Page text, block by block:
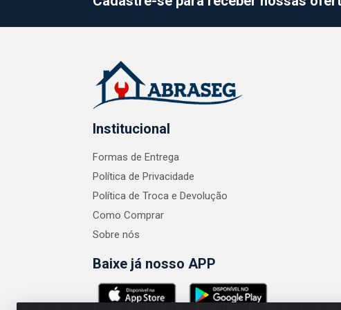
Institucional
Formas de Entrega
Política de Privacidade
Política de Troca e Devolução
Como Comprar
Sobre nós
Baixe já nosso APP